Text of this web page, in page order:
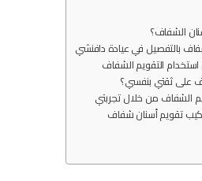
الشفاف؟
بالتفصيل في عيادة دافنشي
على ثقتي بنفسي؟
الشفاف من خلال تجربتي
تقويم أسنان شفاف